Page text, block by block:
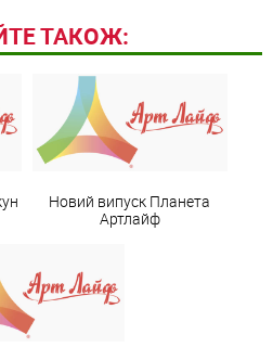
ТАКОЖ:
Новий випуск Планета
Артлайф